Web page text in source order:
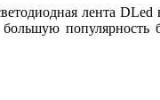
лента